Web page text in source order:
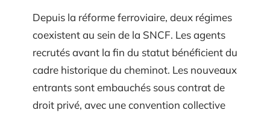
Depuis la réforme ferroviaire, deux régimes
coexistent au sein de la SNCF. Les agents
recrutés avant la fin du statut bénéficient du
cadre historique du cheminot. Les nouveaux
entrants sont embauchés sous contrat de
droit privé, avec une convention collective